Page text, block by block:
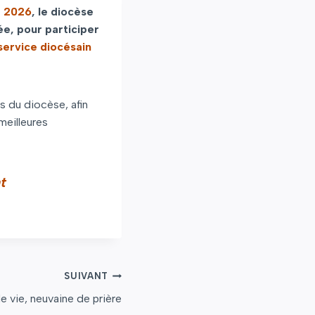
2026, le diocèse
pour participer
diocésain
du diocèse, afin
SUIVANT
vie, neuvaine de prière